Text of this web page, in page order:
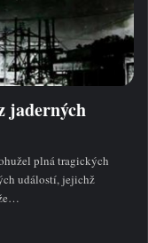
jaderných
plná tragických
událostí, jejichž